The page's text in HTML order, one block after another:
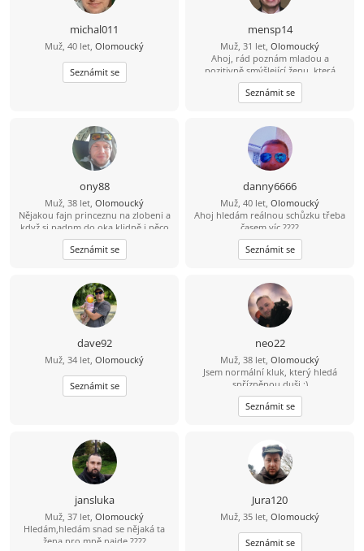
michal011
Muž, 40 let, Olomoucký
Seznámit se
mensp14
Muž, 31 let, Olomoucký
Ahoj, rád poznám mladou a
pozitivně smýšlející ženu, která
nezkazí žádnou legraci.
Seznámit se
ony88
Muž, 38 let, Olomoucký
Nějakou fajn princeznu na zlobeni a
když si padnm do oka klidně i něco
vic
Seznámit se
danny6666
Muž, 40 let, Olomoucký
Ahoj hledám reálnou schůzku třeba
časem víc ????
Seznámit se
dave92
Muž, 34 let, Olomoucký
Seznámit se
neo22
Muž, 38 let, Olomoucký
Jsem normální kluk, který hledá
spřízněnou duši :)
Seznámit se
jansluka
Muž, 37 let, Olomoucký
Hledám,hledám snad se nějaká ta
žena pro mně najde ????
Jura120
Muž, 35 let, Olomoucký
Seznámit se